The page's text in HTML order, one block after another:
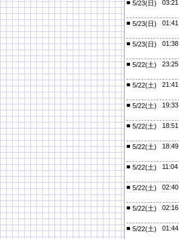
■ 5/23(日) 03:21
■ 5/23(日) 01:41
■ 5/23(日) 01:38
■ 5/22(土) 23:25
■ 5/22(土) 21:41
■ 5/22(土) 19:33
■ 5/22(土) 18:51
■ 5/22(土) 18:49
■ 5/22(土) 11:04
■ 5/22(土) 02:40
■ 5/22(土) 02:16
■ 5/22(土) 01:44